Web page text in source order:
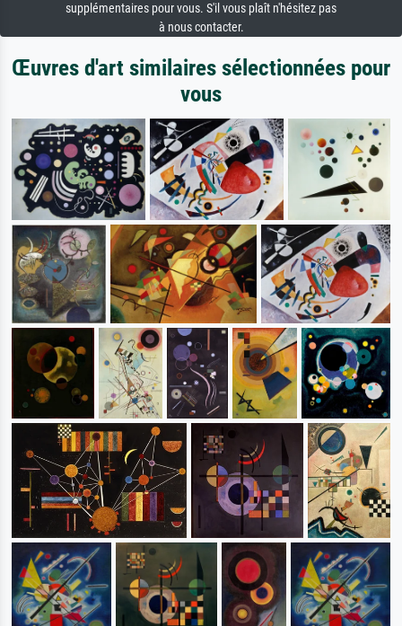
supplémentaires pour vous. S'il vous plaît n'hésitez pas
à nous contacter.
Œuvres d'art similaires sélectionnées pour
vous